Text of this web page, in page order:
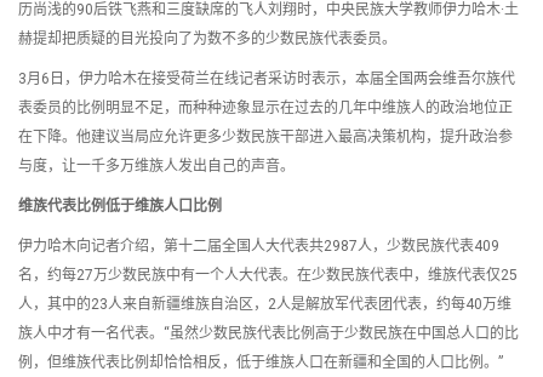
历尚浅的90后铁飞燕和三度缺席的飞人刘翔时，中央民族大学教师伊力哈木·土
赫提却把质疑的目光投向了为数不多的少数民族代表委员。
3月6日，伊力哈木在接受荷兰在线记者采访时表示，本届全国两会维吾尔族代
表委员的比例明显不足，而种种迹象显示在过去的几年中维族人的政治地位正
在下降。他建议当局应允许更多少数民族干部进入最高决策机构，提升政治参
与度，让一千多万维族人发出自己的声音。
维族代表比例低于维族人口比例
伊力哈木向记者介绍，第十二届全国人大代表共2987人，少数民族代表409
名，约每27万少数民族中有一个人大代表。在少数民族代表中，维族代表仅25
人，其中的23人来自新疆维族自治区，2人是解放军代表团代表，约每40万维
族人中才有一名代表。“虽然少数民族代表比例高于少数民族在中国总人口的比
例，但维族代表比例却恰恰相反，低于维族人口在新疆和全国的人口比例。”